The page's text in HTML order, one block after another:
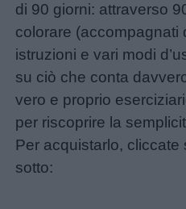
di 90 giorni: attraverso
colorare (accompagnati
istruzioni e vari modi
su ciò che conta
vero e proprio
per riscoprire la
Per acquistarlo, cliccate
sotto: